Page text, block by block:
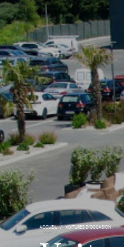
ACCUEIL VOITURES D'OCCASION